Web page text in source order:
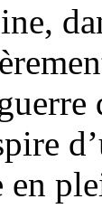
en